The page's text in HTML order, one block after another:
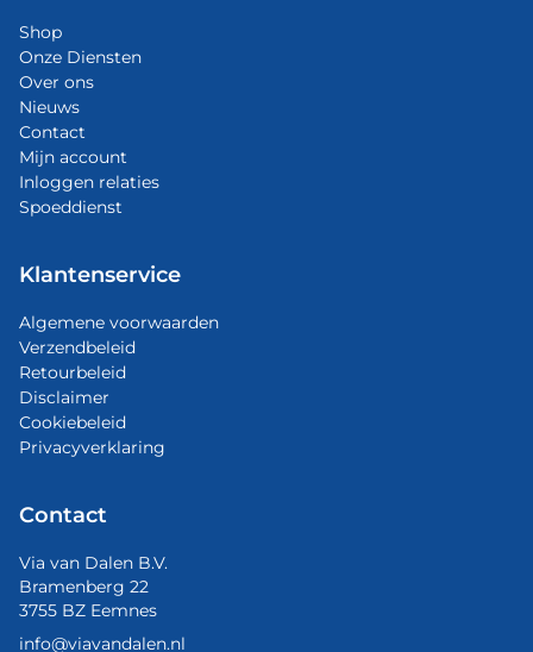
Shop
Onze Diensten
Over ons
Nieuws
Contact
Mijn account
Inloggen relaties
Spoeddienst
Klantenservice
Algemene voorwaarden
Verzendbeleid
Retourbeleid
Disclaimer
Cookiebeleid
Privacyverklaring
Contact
Via van Dalen B.V.
Bramenberg 22
3755 BZ Eemnes
info@viavandalen.nl